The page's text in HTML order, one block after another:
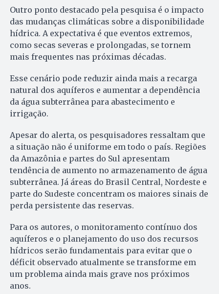
Outro ponto destacado pela pesquisa é o impacto
das mudanças climáticas sobre a disponibilidade
hídrica. A expectativa é que eventos extremos,
como secas severas e prolongadas, se tornem
mais frequentes nas próximas décadas.
Esse cenário pode reduzir ainda mais a recarga
natural dos aquíferos e aumentar a dependência
da água subterrânea para abastecimento e
irrigação.
Apesar do alerta, os pesquisadores ressaltam que
a situação não é uniforme em todo o país. Regiões
da Amazônia e partes do Sul apresentam
tendência de aumento no armazenamento de água
subterrânea. Já áreas do Brasil Central, Nordeste e
parte do Sudeste concentram os maiores sinais de
perda persistente das reservas.
Para os autores, o monitoramento contínuo dos
aquíferos e o planejamento do uso dos recursos
hídricos serão fundamentais para evitar que o
déficit observado atualmente se transforme em
um problema ainda mais grave nos próximos
anos.